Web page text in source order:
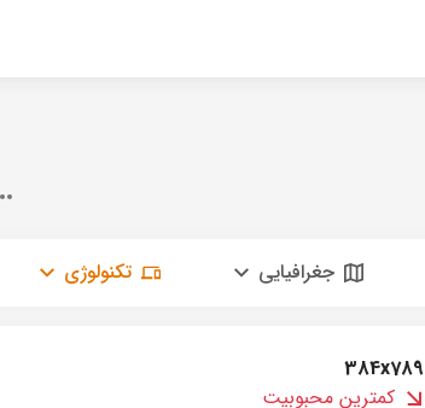
جغرافیایی تکنولوژی
384x789
کمترین محبوبیت